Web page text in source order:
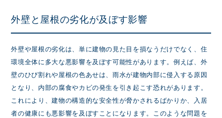
外壁と屋根の劣化が及ぼす影響
外壁や屋根の劣化は、単に建物の見た目を損なうだけでなく、住
環境全体に多大な悪影響を及ぼす可能性があります。例えば、外
壁のひび割れや屋根の色あせは、雨水が建物内部に侵入する原因
となり、内部の腐食やカビの発生を引き起こす恐れがあります。
これにより、建物の構造的な安全性が脅かされるばかりか、入居
者の健康にも悪影響を及ぼすことになります。このような問題を